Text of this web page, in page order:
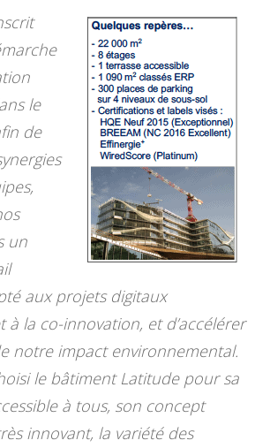
le
de
un
aux projets digitaux
à la co-innovation, et d’accélérer
notre impact environnemental.
le bâtiment Latitude pour sa
à tous, son concept
innovant, la variété des